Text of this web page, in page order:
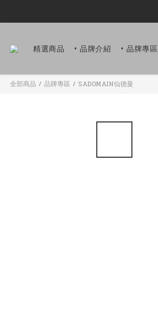
精選商品 • 品牌介紹 • 品牌專區
全部商品 / 品牌專區 / SADOMAIN仙德曼